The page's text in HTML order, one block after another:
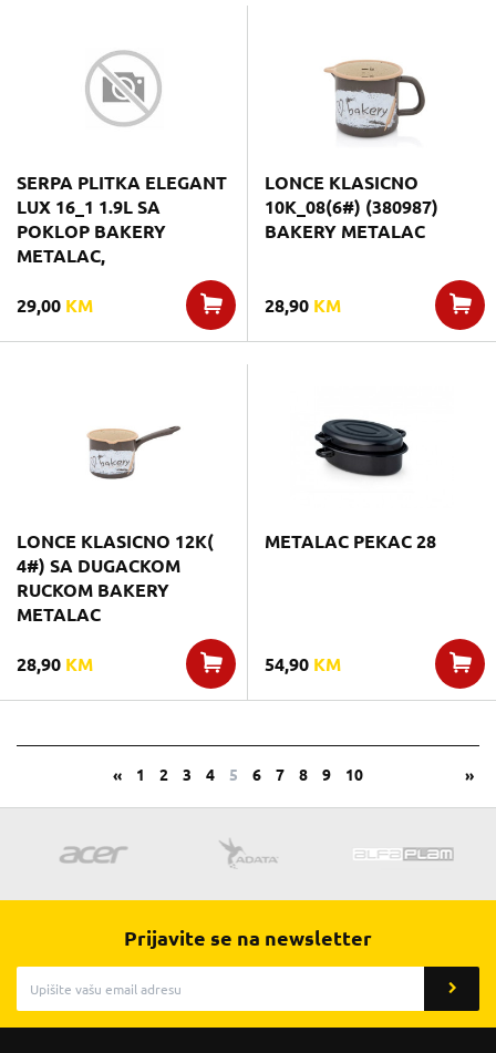
SERPA PLITKA ELEGANT
LUX 16_1 1.9L SA
POKLOP BAKERY
METALAC,
29,00 KM
LONCE KLASICNO
10K_08(6#) (380987)
BAKERY METALAC
28,90 KM
LONCE KLASICNO 12K(
4#) SA DUGACKOM
RUCKOM BAKERY
METALAC
28,90 KM
METALAC PEKAC 28
54,90 KM
« 1 2 3 4 5 6 7 8 9 10 »
Prijavite se na newsletter